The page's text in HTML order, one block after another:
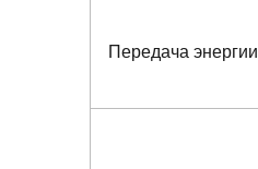
Передача энергии